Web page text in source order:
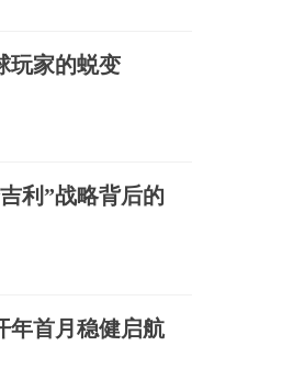
玩家的蜕变
利”战略背后的
年首月稳健启航‌